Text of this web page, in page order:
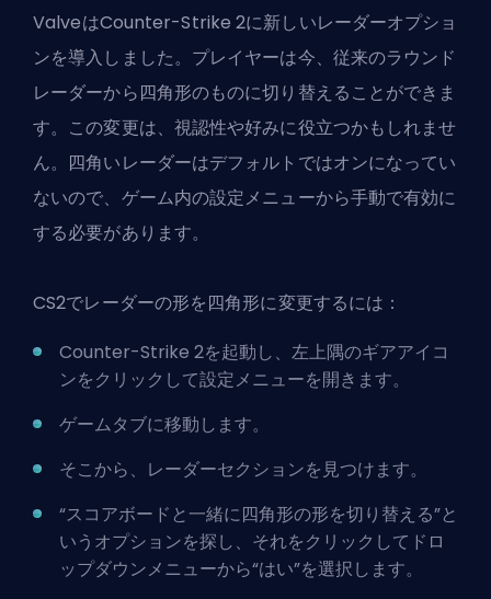
ValveはCounter-Strike 2に新しいレーダーオプショ
ンを導入しました。プレイヤーは今、従来のラウンド
レーダーから四角形のものに切り替えることができま
す。この変更は、視認性や好みに役立つかもしれませ
ん。四角いレーダーはデフォルトではオンになってい
ないので、ゲーム内の設定メニューから手動で有効に
する必要があります。
CS2でレーダーの形を四角形に変更するには：
Counter-Strike 2を起動し、左上隅のギアアイコ
ンをクリックして設定メニューを開きます。
ゲームタブに移動します。
そこから、レーダーセクションを見つけます。
“スコアボードと一緒に四角形の形を切り替える”と
いうオプションを探し、それをクリックしてドロ
ップダウンメニューから“はい”を選択します。